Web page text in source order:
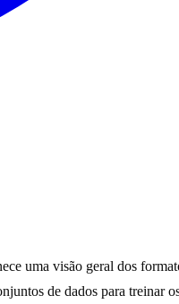
uma visão geral dos
de dados para treinar